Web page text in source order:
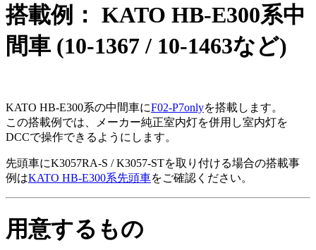
搭載例： KATO HB-E300系中
間車 (10-1367 / 10-1463など)
KATO HB-E300系の中間車にF02-P7onlyを搭載します。
この搭載例では、メーカー純正室内灯を併用し室内灯を
DCCで操作できるようにします。
先頭車にK3057RA-S / K3057-STを取り付ける場合の搭載事
例はKATO HB-E300系先頭車をご確認ください。
用意するもの